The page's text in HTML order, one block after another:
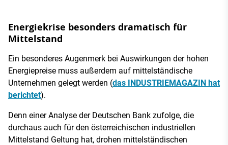
Energiekrise besonders dramatisch für
Mittelstand
Ein besonderes Augenmerk bei Auswirkungen der hohen
Energiepreise muss außerdem auf mittelständische
Unternehmen gelegt werden (das INDUSTRIEMAGAZIN hat
berichtet).
Denn einer Analyse der Deutschen Bank zufolge, die
durchaus auch für den österreichischen industriellen
Mittelstand Geltung hat, drohen mittelständischen